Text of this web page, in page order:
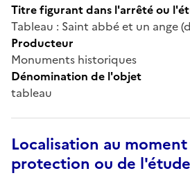
Titre figurant dans l'arrêté ou
Tableau : Saint abbé et un ange
Producteur
Monuments historiques
Dénomination de l'objet
tableau
Localisation au
protection ou de l'étude